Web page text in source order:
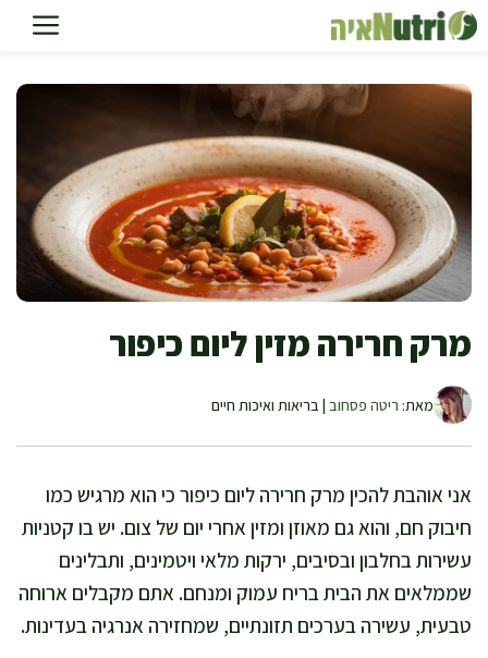
לדלג
לתוכן
מרק חרירה מזין ליום כיפור
מאת: ריטה פסחוב | בריאות ואיכות חיים
אני אוהבת להכין מרק חרירה ליום כיפור כי הוא מרגיש כמו
חיבוק חם, והוא גם מאוזן ומזין אחרי יום של צום. יש בו קטניות
עשירות בחלבון ובסיבים, ירקות מלאי ויטמינים, ותבלינים
שממלאים את הבית בריח עמוק ומנחם. אתם מקבלים ארוחה
טבעית, עשירה בערכים תזונתיים, שמחזירה אנרגיה בעדינות.